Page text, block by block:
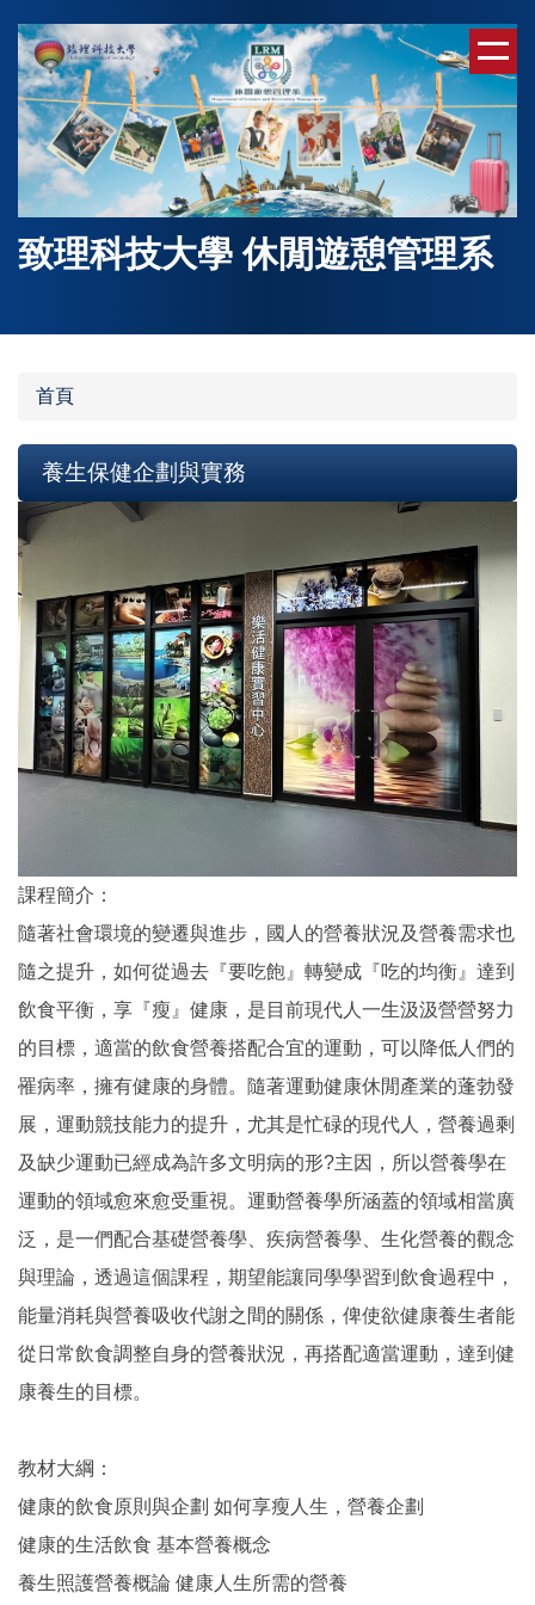
到
主
要
內
容
致理科技大學 休閒遊憩管理系
首頁
養生保健企劃與實務
課程簡介：
隨著社會環境的變遷與進步，國人的營養狀況及營養需求也
隨之提升，如何從過去『要吃飽』轉變成『吃的均衡』達到
飲食平衡，享『瘦』健康，是目前現代人一生汲汲營營努力
的目標，適當的飲食營養搭配合宜的運動，可以降低人們的
罹病率，擁有健康的身體。隨著運動健康休閒產業的蓬勃發
展，運動競技能力的提升，尤其是忙碌的現代人，營養過剩
及缺少運動已經成為許多文明病的形?主因，所以營養學在
運動的領域愈來愈受重視。運動營養學所涵蓋的領域相當廣
泛，是一們配合基礎營養學、疾病營養學、生化營養的觀念
與理論，透過這個課程，期望能讓同學學習到飲食過程中，
能量消耗與營養吸收代謝之間的關係，俾使欲健康養生者能
從日常飲食調整自身的營養狀況，再搭配適當運動，達到健
康養生的目標。
教材大綱：
健康的飲食原則與企劃 如何享瘦人生，營養企劃
健康的生活飲食 基本營養概念
養生照護營養概論 健康人生所需的營養